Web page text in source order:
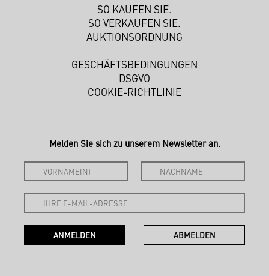
SO KAUFEN SIE.
SO VERKAUFEN SIE.
AUKTIONSORDNUNG
GESCHÄFTSBEDINGUNGEN
DSGVO
COOKIE-RICHTLINIE
Melden Sie sich zu unserem Newsletter an.